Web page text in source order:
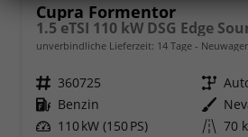
Cupra Formentor
1.5 eTSI 110 kW DSG Edge
unverbindliche Lieferzeit: 14 Tage
Fahrzeugnr. 360725 Getriebe
Kraftstoff Benzin Außenfarbe
Leistung 110 kW (150 PS) Kilometerstand 70